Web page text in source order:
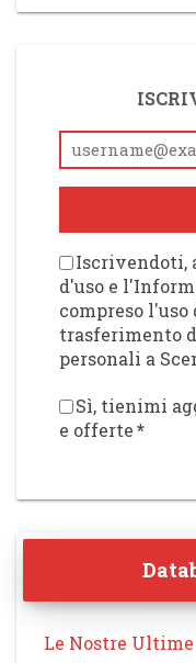
Iscrivendoti,
d'uso e
compreso
trasferimento
personali a
Sì, tienimi
e offerte*
Le Nostre